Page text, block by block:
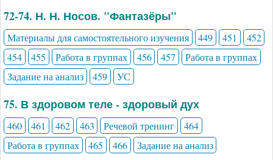
72-74. Н. Н. Носов. "Фантазёры"
Материалы для самостоятельного изучения 449 451
452
454
455 Работа в группах 456 457
Работа в группах
Задание на анализ
459 УС
75. В здоровом теле - здоровый дух
460 461 462 463 Речевой тренинг
464
Работа в группах
465 466 Задание на анализ